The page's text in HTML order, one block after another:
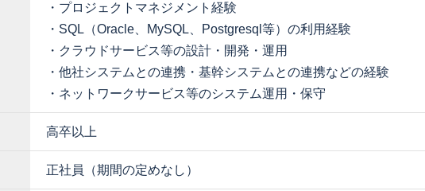
・プロジェクトマネジメント経験
・SQL（Oracle、MySQL、Postgresql等）の利用経験
・クラウドサービス等の設計・開発・運用
・他社システムとの連携・基幹システムとの連携などの経験
・ネットワークサービス等のシステム運用・保守
高卒以上
正社員（期間の定めなし）